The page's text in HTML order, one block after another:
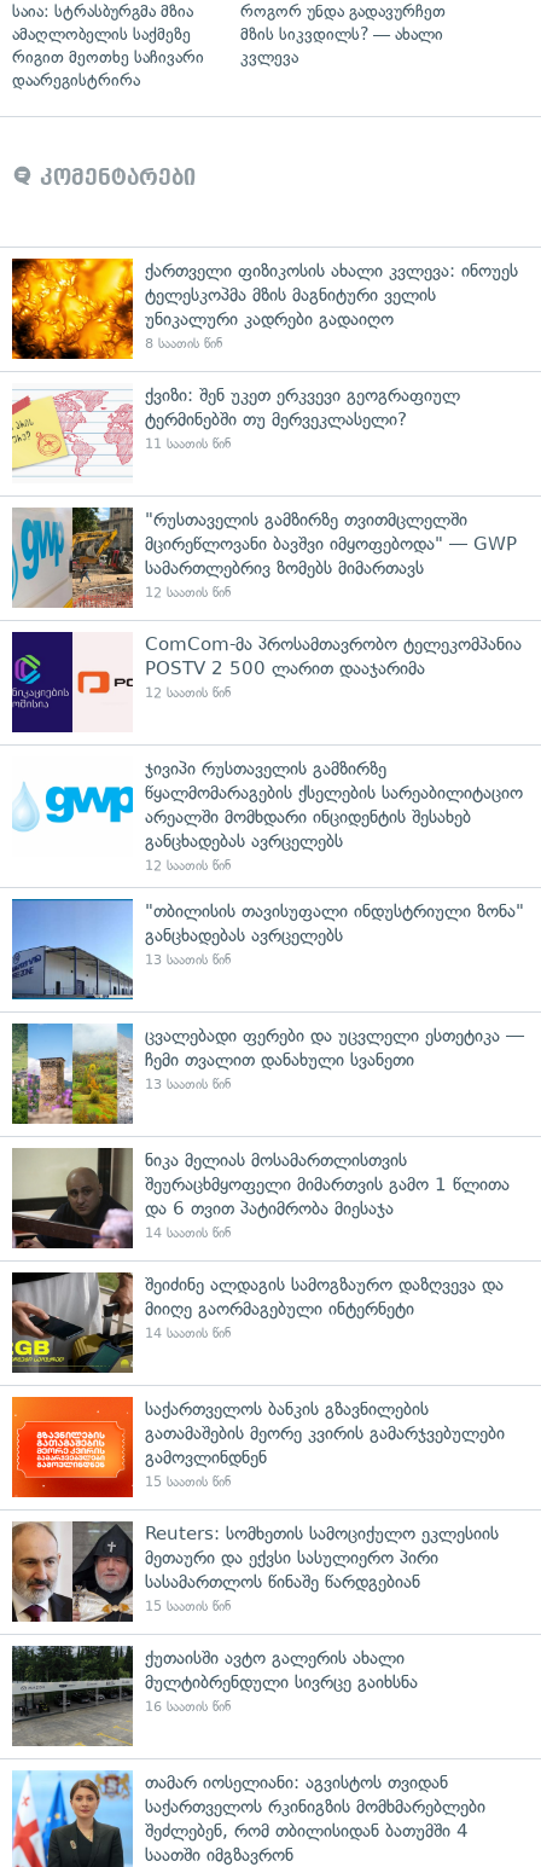
საია: სტრასბურგმა მზია
ამაღლობელის საქმეზე
რიგით მეოთხე საჩივარი
დაარეგისტრირა
როგორ უნდა გადავურჩეთ
მზის სიკვდილს? — ახალი
კვლევა
კომენტარები
ქართველი ფიზიკოსის ახალი კვლევა: ინოუეს
ტელესკოპმა მზის მაგნიტური ველის
უნიკალური კადრები გადაიღო
8 საათის წინ
ქვიზი: შენ უკეთ ერკვევი გეოგრაფიულ
ტერმინებში თუ მერვეკლასელი?
11 საათის წინ
"რუსთაველის გამზირზე თვითმცლელში
მცირეწლოვანი ბავშვი იმყოფებოდა" — GWP
სამართლებრივ ზომებს მიმართავს
12 საათის წინ
ComCom-მა პროსამთავრობო ტელეკომპანია
POSTV 2 500 ლარით დააჯარიმა
12 საათის წინ
ჯივიპი რუსთაველის გამზირზე
წყალმომარაგების ქსელების სარეაბილიტაციო
არეალში მომხდარი ინციდენტის შესახებ
განცხადებას ავრცელებს
12 საათის წინ
"თბილისის თავისუფალი ინდუსტრიული ზონა"
განცხადებას ავრცელებს
13 საათის წინ
ცვალებადი ფერები და უცვლელი ესთეტიკა —
ჩემი თვალით დანახული სვანეთი
13 საათის წინ
ნიკა მელიას მოსამართლისთვის
შეურაცხმყოფელი მიმართვის გამო 1 წლითა
და 6 თვით პატიმრობა მიესაჯა
14 საათის წინ
შეიძინე ალდაგის სამოგზაურო დაზღვევა და
მიიღე გაორმაგებული ინტერნეტი
14 საათის წინ
საქართველოს ბანკის გზავნილების
გათამაშების მეორე კვირის გამარჯვებულები
გამოვლინდნენ
15 საათის წინ
Reuters: სომხეთის სამოციქულო ეკლესიის
მეთაური და ექვსი სასულიერო პირი
სასამართლოს წინაშე წარდგებიან
15 საათის წინ
ქუთაისში ავტო გალერის ახალი
მულტიბრენდული სივრცე გაიხსნა
16 საათის წინ
თამარ იოსელიანი: აგვისტოს თვიდან
საქართველოს რკინიგზის მომხმარებლები
შეძლებენ, რომ თბილისიდან ბათუმში 4
საათში იმგზავრონ